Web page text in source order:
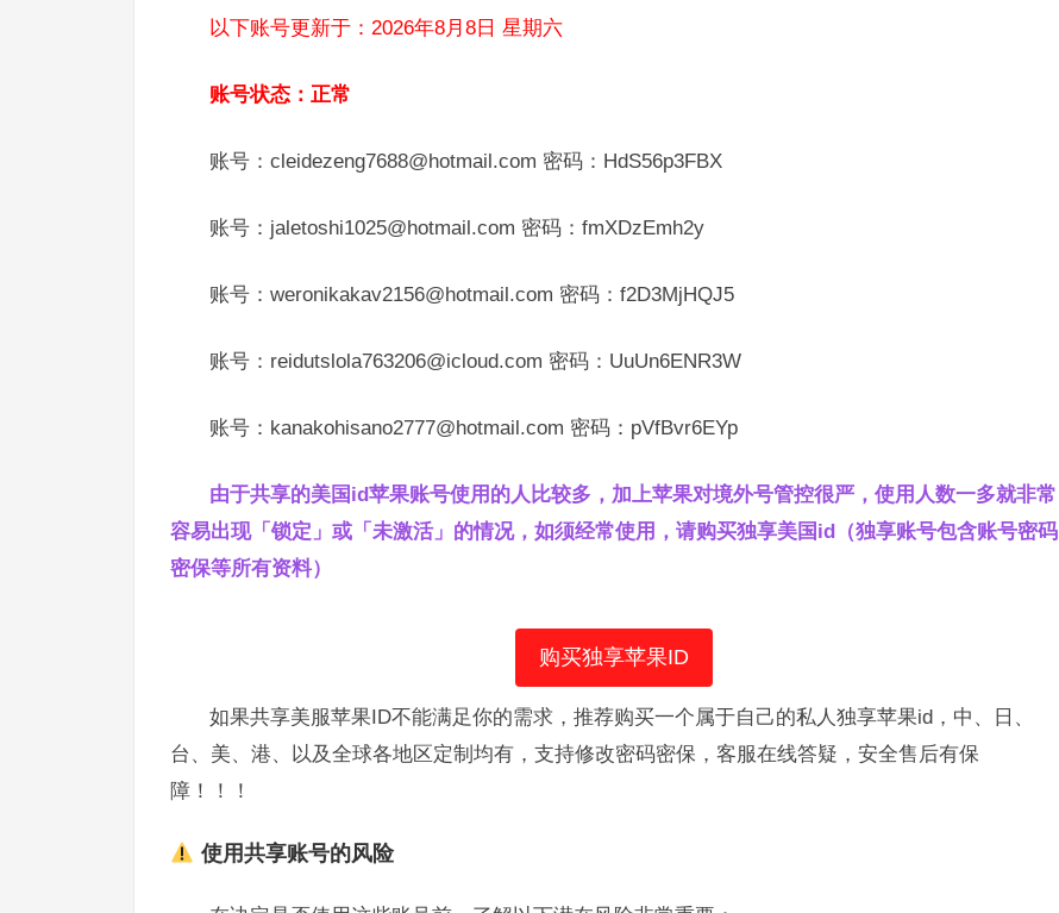
以下账号更新于：2026年8月8日 星期六
账号状态：正常
账号：cleidezeng7688@hotmail.com 密码：HdS56p3FBX
账号：jaletoshi1025@hotmail.com 密码：fmXDzEmh2y
账号：weronikakav2156@hotmail.com 密码：f2D3MjHQJ5
账号：reidutslola763206@icloud.com 密码：UuUn6ENR3W
账号：kanakohisano2777@hotmail.com 密码：pVfBvr6EYp
由于共享的美国id苹果账号使用的人比较多，加上苹果对境外号管控很严，使用人数一多就非常
容易出现「锁定」或「未激活」的情况，如须经常使用，请购买独享美国id（独享账号包含账号密码
密保等所有资料）
购买独享苹果ID
如果共享美服苹果ID不能满足你的需求，推荐购买一个属于自己的私人独享苹果id，中、日、
台、美、港、以及全球各地区定制均有，支持修改密码密保，客服在线答疑，安全售后有保
障！！！
使用共享账号的风险